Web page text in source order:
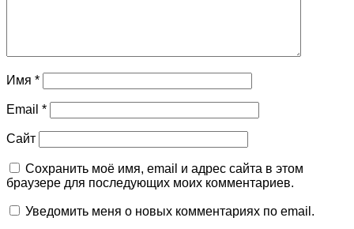
Имя *
Email *
Сайт
Сохранить моё имя, email и адрес сайта в этом
браузере для последующих моих комментариев.
Уведомить меня о новых комментариях по email.